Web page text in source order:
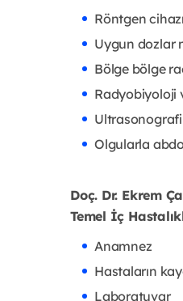
Röntgen
Uygun dozlar
Bölge bölge
Radyobiyoloji
Olgularla
Doç. Dr. Ekrem
Temel İç
Anamnez
Hastaların
Laboratuvar